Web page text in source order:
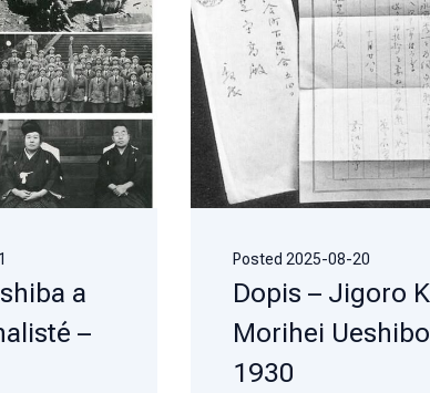
a
–
Posted 2025-08-20
Dopis – Jigoro
Morihei
1930